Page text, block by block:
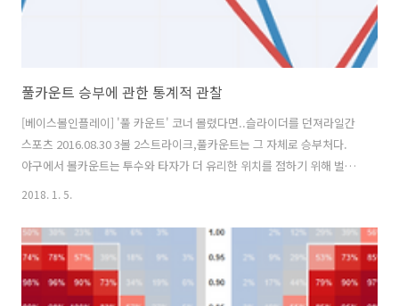
풀카운트 승부에 관한 통계적 관찰
[베이스볼인플레이] '풀 카운트' 코너 몰렸다면..슬라이더를 던져라일간
스포츠 2016.08.30 3볼 2스트라이크,풀카운트는 그 자체로 승부처다.
야구에서 볼카운트는 투수와 타자가 더 유리한 위치를 점하기 위해 벌이
는 전략싸움이다. 하지만 풀카운트가 되면 결국 피할 곳이 없어진다. '진
셋 중 하나의 결과가 나와야 한다. 올해 전체 타석 중 풀카운트 승부 비율
은 13.7%다. 전체 볼카운트 중 2-2와 1-2 다음으로 높은 비중이다. 타석
당 풀카운트 승부비율은 해마다 조금씩 다르다. 그런데 흥미로운 사실이
발견된다. 연도별 풀카운트 비율은 리그 평균득점과 거의 일치하는 추세
2018. 1. 5.